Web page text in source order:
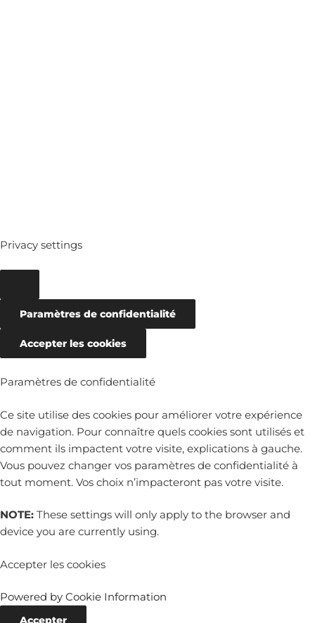
Privacy settings
Paramètres de confidentialité
Accepter les cookies
Paramètres de confidentialité
Ce site utilise des cookies pour améliorer votre expérience
de navigation. Pour connaître quels cookies sont utilisés et
comment ils impactent votre visite, explications à gauche.
Vous pouvez changer vos paramètres de confidentialité à
tout moment. Vos choix n’impacteront pas votre visite.
NOTE: These settings will only apply to the browser and
device you are currently using.
Accepter les cookies
Powered by Cookie Information
Accepter